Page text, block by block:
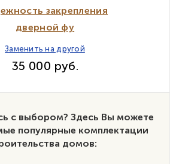
закрепления
дверной фу
Заменить на другой
35 000 руб.
с выбором? Здесь Вы можете
популярные комплектации
домов: